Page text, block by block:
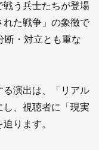
戦う兵士たちが登場
れた戦争」の象徴で
断・対立とも重な
る演出は、「リアル
し、視聴者に「現実
ります。